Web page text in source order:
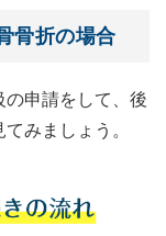
骨折の場合
の申請をして、後
みましょう。